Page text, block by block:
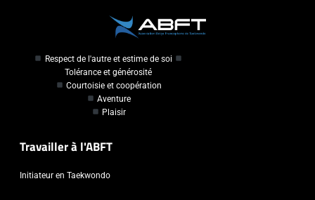
Respect de l'autre et estime de soi
Tolérance et générosité
Courtoisie et coopération
Aventure
Plaisir
Travailler à l'ABFT
Initiateur en Taekwondo